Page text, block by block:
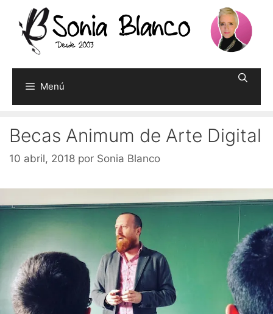
contenido
Menú
Becas Animum de Arte Digital
10 abril, 2018 por Sonia Blanco